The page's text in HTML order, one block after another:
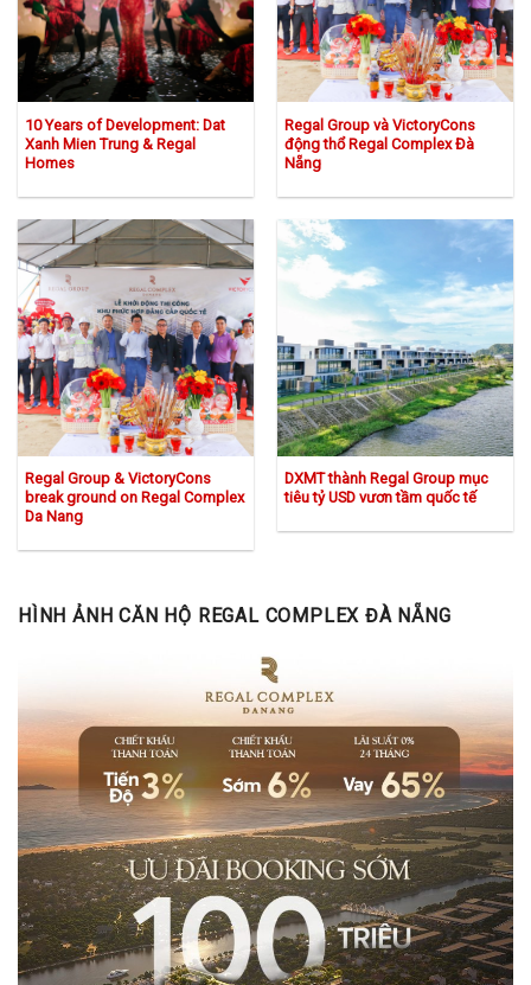
10 Years of Development: Dat
Xanh Mien Trung & Regal
Homes
Regal Group và VictoryCons
động thổ Regal Complex Đà
Nẵng
Regal Group & VictoryCons
break ground on Regal Complex
Da Nang
DXMT thành Regal Group mục
tiêu tỷ USD vươn tầm quốc tế
HÌNH ẢNH CĂN HỘ REGAL COMPLEX ĐÀ NẴNG